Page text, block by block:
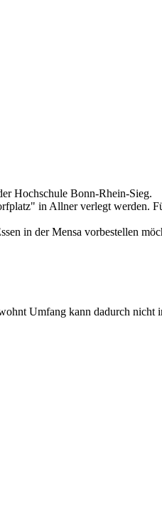
Hochschule Bonn-Rhein-Sieg.
in Allner verlegt werden.
in der Mensa vorbestellen
Umfang kann dadurch nicht